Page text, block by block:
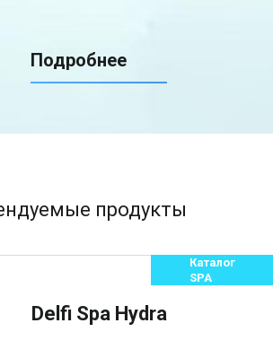
Подробнее
продукты
Delfi Spa Hydra
Каталог
SPA